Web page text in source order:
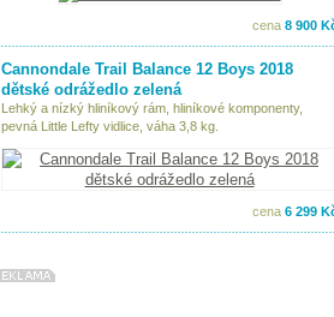
cena 8 900
Cannondale Trail Balance 12 Boys 2018
dětské odrážedlo zelená
Lehký a nízký hliníkový rám, hliníkové komponenty,
pevná Little Lefty vidlice, váha 3,8 kg.
cena 6 299